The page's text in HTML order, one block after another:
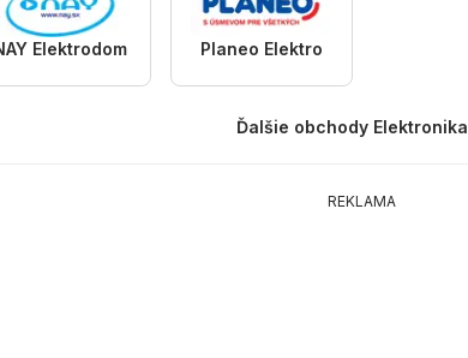
Elektrodom Planeo Elektro
Ďalšie obchody Elektronika
REKLAMA